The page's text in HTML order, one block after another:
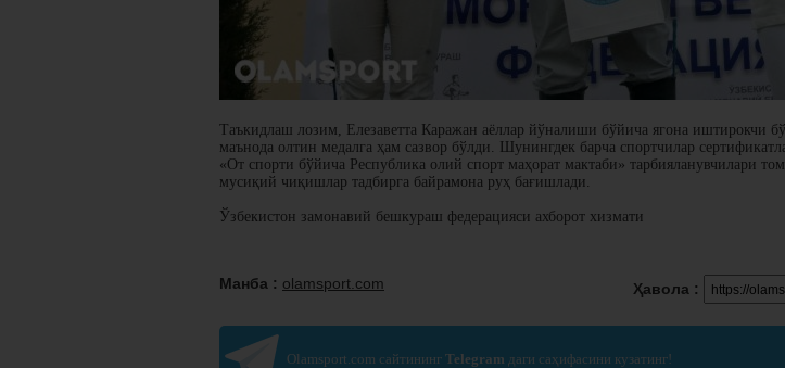
Таъкидлаш лозим, Елезаветта Каражан аёллар йўналиши бўйича ягона иштирокчи
маънода олтин медалга ҳам сазвор бўлди. Шунингдек барча спортчилар
«От спорти бўйича Республика олий спорт маҳорат мактаби» тарбияланувчилари
мусиқий чиқишлар тадбирга байрамона руҳ бағишлади.
Ўзбекистон замонавий бешкураш федерацияси ахборот хизмати
Ҳавола :
Манба : olamsport.com
Olamsport.com сайтининг Telegram даги саҳифасини кузатинг!